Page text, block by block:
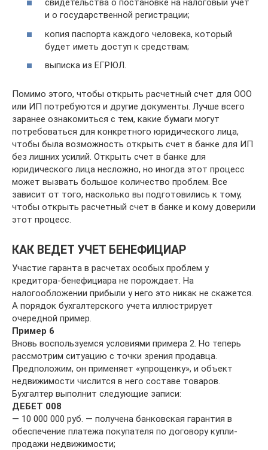
свидетельства о постановке на налоговый учет
и о государственной регистрации;
копия паспорта каждого человека, который
будет иметь доступ к средствам;
выписка из ЕГРЮЛ.
Помимо этого, чтобы открыть расчетный счет для ООО
или ИП потребуются и другие документы. Лучше всего
заранее ознакомиться с тем, какие бумаги могут
потребоваться для конкретного юридического лица,
чтобы была возможность открыть счет в банке для ИП
без лишних усилий. Открыть счет в банке для
юридического лица несложно, но иногда этот процесс
может вызвать большое количество проблем. Все
зависит от того, насколько вы подготовились к тому,
чтобы открыть расчетный счет в банке и кому доверили
этот процесс.
КАК ВЕДЕТ УЧЕТ БЕНЕФИЦИАР
Участие гаранта в расчетах особых проблем у
кредитора-бенефициара не порождает. На
налогообложении прибыли у него это никак не скажется.
А порядок бухгалтерского учета иллюстрирует
очередной пример.
Пример 6
Вновь воспользуемся условиями примера 2. Но теперь
рассмотрим ситуацию с точки зрения продавца.
Предположим, он применяет «упрощенку», и объект
недвижимости числится в него составе товаров.
Бухгалтер выполнит следующие записи:
ДЕБЕТ 008
— 10 000 000 руб. — получена банковская гарантия в
обеспечение платежа покупателя по договору купли-
продажи недвижимости;